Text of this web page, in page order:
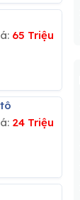
65 Triệu
24 Triệu